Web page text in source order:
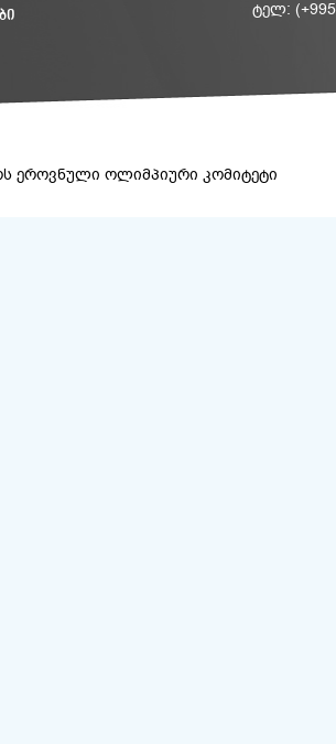
ტელ: (+995
ეროვნული ოლიმპიური კომიტეტი